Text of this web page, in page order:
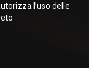
l’uso delle